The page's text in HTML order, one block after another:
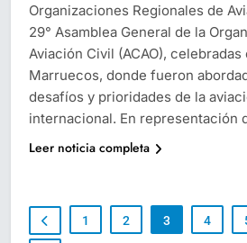
Organizaciones Regionales de
29° Asamblea General de la
Aviación Civil (ACAO), celebradas
Marruecos, donde fueron
desafíos y prioridades de la
internacional. En representación
Leer noticia completa
1 2 3 4